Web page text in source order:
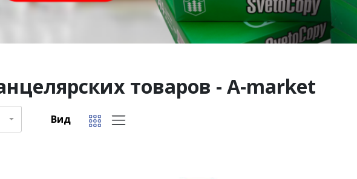
товаров - A-market
Вид